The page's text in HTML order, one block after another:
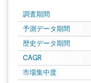
調査期間
予測データ期間
歴史データ期間
CAGR
市場集中度